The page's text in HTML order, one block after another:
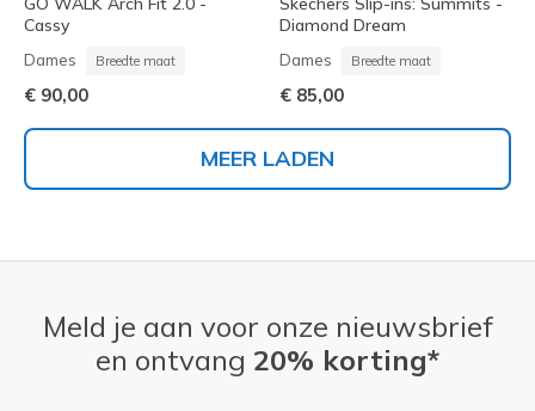
Cassy
Dames Breedte maat
€ 90,00
Diamond Dream
Dames Breedte maat
€ 85,00
MEER LADEN
Meld je aan voor onze nieuwsbrief
en ontvang 20% korting*